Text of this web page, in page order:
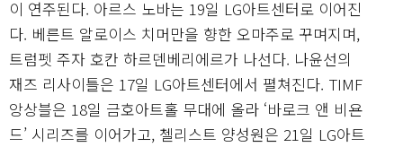
이 연주된다. 아르스 노바는 19일 LG아트센터로 이어진
다. 베른트 알로이스 치머만을 향한 오마주로 꾸며지며,
트럼펫 주자 호칸 하르덴베리에르가 나선다. 나윤선의
재즈 리사이틀은 17일 LG아트센터에서 펼쳐진다. TIMF
앙상블은 18일 금호아트홀 무대에 올라 ‘바로크 앤 비욘
드’ 시리즈를 이어가고, 첼리스트 양성원은 21일 LG아트